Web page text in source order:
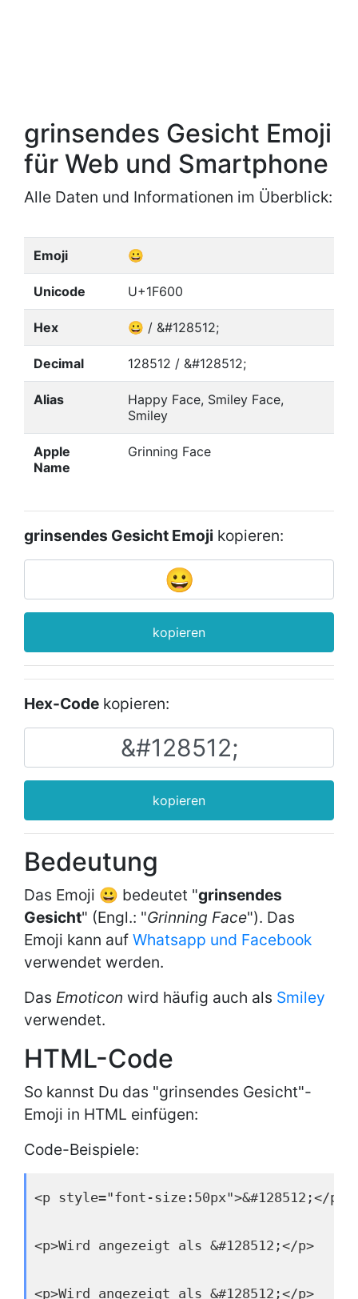
grinsendes Gesicht Emoji
für Web und Smartphone
Alle Daten und Informationen im Überblick:
Emoji 😀
Unicode U+1F600
Hex 😀 / &#128512;
Decimal 128512 / &#128512;
Alias
Happy Face, Smiley Face,
Smiley
Apple
Name
Grinning Face
grinsendes Gesicht Emoji kopieren:
kopieren
Hex-Code kopieren:
kopieren
Bedeutung
Das Emoji 😀 bedeutet "grinsendes
Gesicht" (Engl.: "Grinning Face"). Das
Emoji kann auf Whatsapp und Facebook
verwendet werden.
Das Emoticon wird häufig auch als Smiley
verwendet.
HTML-Code
So kannst Du das "grinsendes Gesicht"-
Emoji in HTML einfügen:
Code-Beispiele:
<p style="font-size:50px">&#128512;</p>
<p>Wird angezeigt als &#128512;</p>
<p>Wird angezeigt als &#128512;</p>